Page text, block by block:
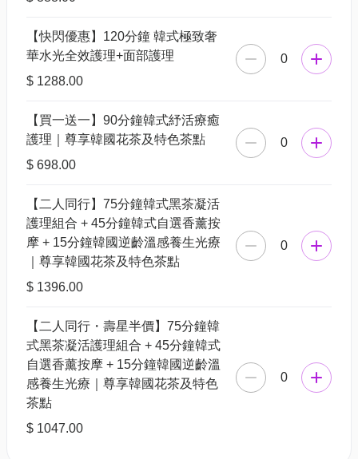
【快閃優惠】120分鐘 韓式極致奢
華水光全效護理+面部護理
$ 1288.00
0
【買一送一】90分鐘韓式紓活療癒
護理｜尊享韓國花茶及特色茶點
$ 698.00
0
【二人同行】75分鐘韓式黑茶凝活
護理組合 + 45分鐘韓式自選香薰按
摩 + 15分鐘韓國逆齡溫感養生光療
｜尊享韓國花茶及特色茶點
$ 1396.00
0
【二人同行・壽星半價】75分鐘韓
式黑茶凝活護理組合 + 45分鐘韓式
自選香薰按摩 + 15分鐘韓國逆齡溫
感養生光療｜尊享韓國花茶及特色
茶點
$ 1047.00
0